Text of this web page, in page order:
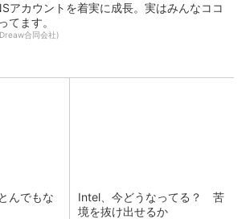
アカウントを着実に成長。実はみんなココ
てます。
合同会社)
んでもな
Intel、今どうなってる？ 苦
境を抜け出せるか